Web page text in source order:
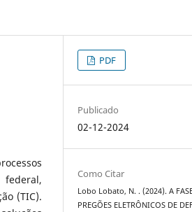
(TIC).
PDF
Publicado
02-12-2024
Como Citar
Lobo Lobato, N. . (2024). A
PREGÕES ELETRÔNICOS DE